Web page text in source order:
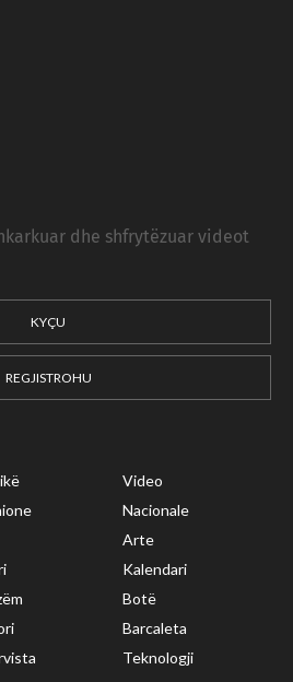
dhe shfrytëzuar videot
KYÇU
REGJISTROHU
Video
Nacionale
Arte
Kalendari
Botë
Barcaleta
Teknologji